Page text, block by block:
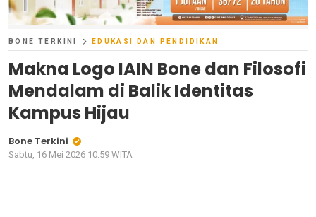
BONE TERKINI EDUKASI DAN PENDIDIKAN
Makna Logo IAIN Bone dan Filosofi
Mendalam di Balik Identitas
Kampus Hijau
Bone Terkini
Sabtu, 16 Mei 2026 10:59 WITA